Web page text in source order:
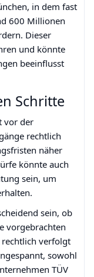
in dem fast
600 Millionen
Dieser
und könnte
beeinflusst
Schritte
vor der
rechtlich
näher
könnte auch
sein, um
sein, ob
vorgebrachten
verfolgt
sowohl
TÜV